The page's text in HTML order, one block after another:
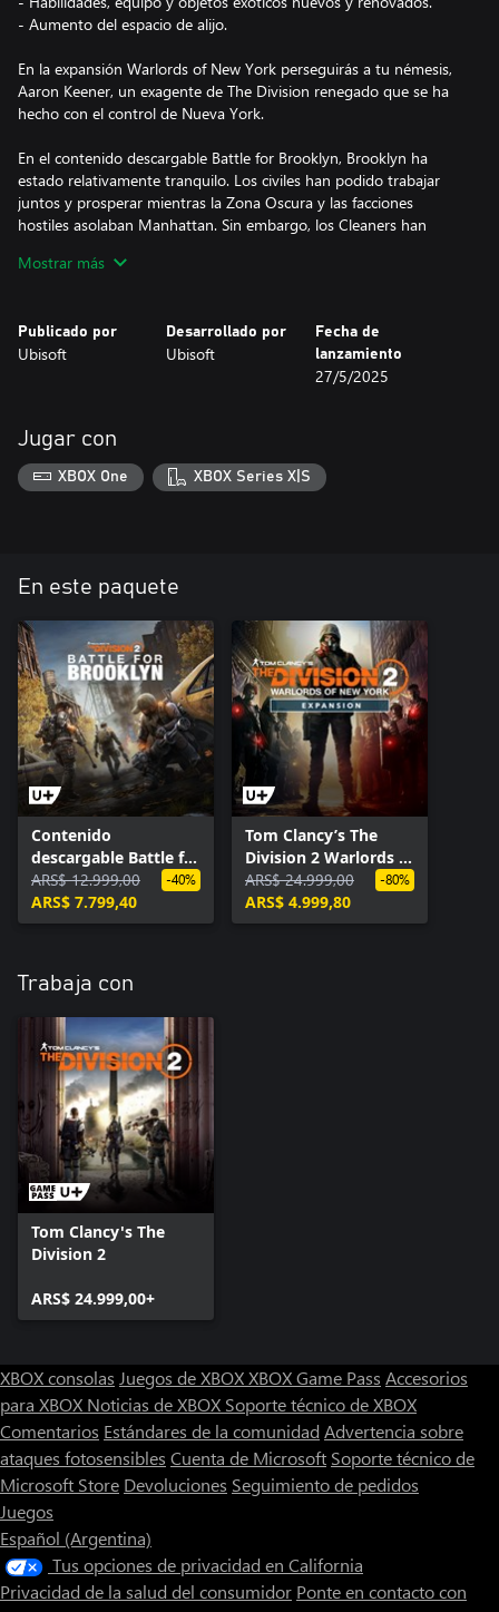
- Aumento del espacio de alijo.
En la expansión Warlords of New York perseguirás a tu némesis,
Aaron Keener, un exagente de The Division renegado que se ha
hecho con el control de Nueva York.
En el contenido descargable Battle for Brooklyn, Brooklyn ha
estado relativamente tranquilo. Los civiles han podido trabajar
juntos y prosperar mientras la Zona Oscura y las facciones
hostiles asolaban Manhattan. Sin embargo, los Cleaners han
contenido de expansión, y requiere el juego base.
Mostrar más
Publicado por
Ubisoft
Desarrollado por
Ubisoft
Fecha de
lanzamiento
27/5/2025
Jugar con
XBOX One XBOX Series X|S
En este paquete
Contenido
descargable Battle for
Brooklyn - Tom
Clancy's The Division
2
ARS$ 12.999,00
ARS$ 7.799,40
-40%
Tom Clancy’s The
Division 2 Warlords of
New York: Expansión
ARS$ 24.999,00
ARS$ 4.999,80
-80%
Trabaja con
Tom Clancy's The
Division 2
ARS$ 24.999,00+
XBOX consolas Juegos de XBOXXBOX Game Pass Accesorios
para XBOX Noticias de XBOX Soporte técnico de XBOX
Comentarios Estándares de la comunidad Advertencia sobre
ataques fotosensibles Cuenta de Microsoft Soporte técnico de
Microsoft Store Devoluciones Seguimiento de pedidos
Juegos
Español (Argentina)
Tus opciones de privacidad en California
Privacidad de la salud del consumidor Ponte en contacto con